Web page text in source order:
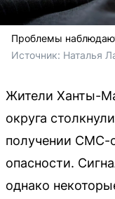
Проблемы
Источник: Наталья
Жители Ханты-
округа
получении СМС-
опасности.
однако